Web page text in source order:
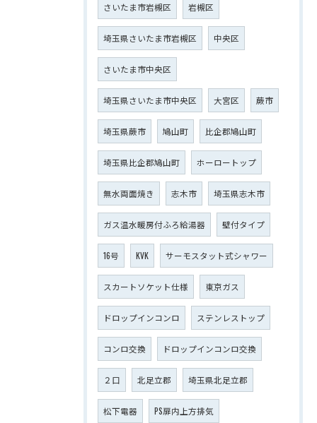
さいたま市岩槻区 岩槻区
埼玉県さいたま市岩槻区 中央区
さいたま市中央区
埼玉県さいたま市中央区 大宮区 蕨市
埼玉県蕨市 鳩山町 比企郡鳩山町
埼玉県比企郡鳩山町 ホーロートップ
無水両面焼き 志木市 埼玉県志木市
ガス温水暖房付ふろ給湯器 壁付タイプ
16号 KVK サーモスタット式シャワー
スカートソケット仕様 東京ガス
ドロップインコンロ ステンレストップ
コンロ交換 ドロップインコンロ交換
２口 北足立郡 埼玉県北足立郡
松下電器 PS扉内上方排気